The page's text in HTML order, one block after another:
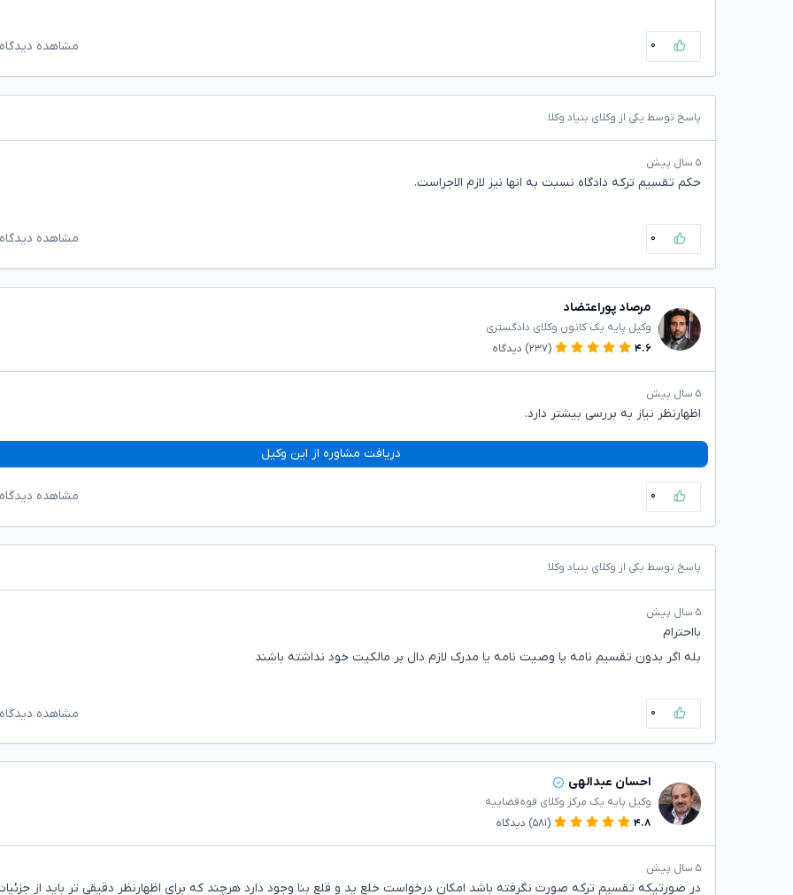
۰ مشاهده
پاسخ توسط یکی از وکلای بنیاد وکلا
۵ سال پیش
حکم تقسیم ترکه دادگاه نسبت به انها نیز لازم الاجراست.
۰ مشاهده
مرصاد پوراعتضاد
وکیل پایه یک کانون وکلای دادگستری
۴.۶
(۲۳۷) دیدگاه
۵ سال پیش
اظهارنظر نیاز به بررسی بیشتر دارد.
دریافت مشاوره از این وکیل
۰ مشاهده
پاسخ توسط یکی از وکلای بنیاد وکلا
۵ سال پیش
بااحترام
بله اگر بدون تقسیم نامه یا وصیت نامه یا مدرک لازم دال بر مالکیت خود نداشته باشند
۰ مشاهده
احسان عبدالهی
وکیل پایه یک مرکز وکلای قوه‌قضاییه
۴.۸
(۵۸۱) دیدگاه
۵ سال پیش
در صورتیکه تقسیم ترکه صورت نگرفته باشد امکان درخواست خلع ید و قلع بنا وجود دارد هرچند که برای اظهارنظر دقیقی تر باید از